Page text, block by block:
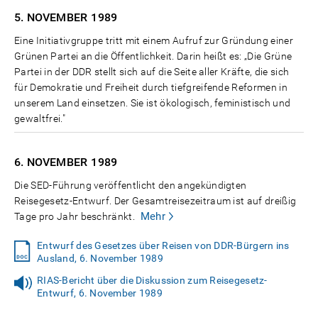
5. NOVEMBER 1989
Eine Initiativgruppe tritt mit einem Aufruf zur Gründung einer
Grünen Partei an die Öffentlichkeit. Darin heißt es: „Die Grüne
Partei in der DDR stellt sich auf die Seite aller Kräfte, die sich
für Demokratie und Freiheit durch tiefgreifende Reformen in
unserem Land einsetzen. Sie ist ökologisch, feministisch und
gewaltfrei."
6. NOVEMBER 1989
Die SED-Führung veröffentlicht den angekündigten
Reisegesetz-Entwurf. Der Gesamtreisezeitraum ist auf dreißig
Tage pro Jahr beschränkt.
Mehr
Entwurf des Gesetzes über Reisen von DDR-Bürgern ins
Ausland, 6. November 1989
RIAS-Bericht über die Diskussion zum Reisegesetz-
Entwurf, 6. November 1989